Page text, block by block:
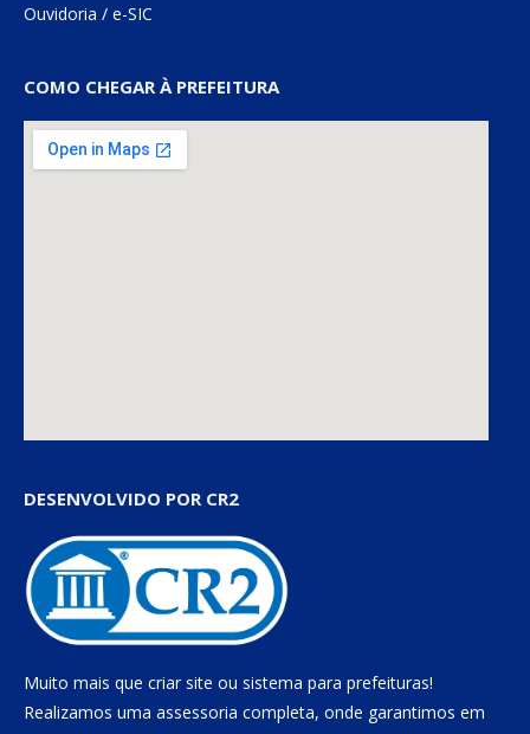
Ouvidoria / e-SIC
COMO CHEGAR À PREFEITURA
DESENVOLVIDO POR CR2
Muito mais que criar site ou sistema para prefeituras!
Realizamos uma assessoria completa, onde garantimos em